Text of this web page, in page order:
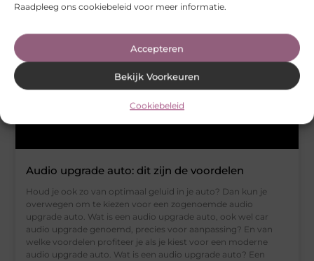
Raadpleeg ons cookiebeleid voor meer informatie.
Accepteren
Bekijk Voorkeuren
Cookiebeleid
Audio upgrade auto: dit zijn de voordelen
Houd je ook zo van optimaal geluid in je auto? Dan kun je
overwegen om te kiezen voor een zogenoemde audio
upgrade auto. Wat is een audio upgrade auto, ook wel car
audio upgrade genoemd, precies voor aanpassing? En van
welke voordelen profiteer je als je kiest voor een moderne
audio upgrade auto. Wat is een audio upgrade auto? Een